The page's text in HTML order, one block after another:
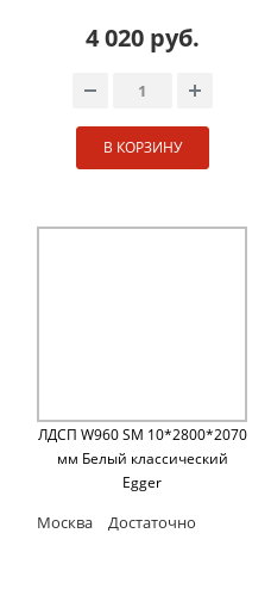
4 020 руб.
В КОРЗИНУ
ЛДСП W960 SM 10*2800*2070
мм Белый классический
Egger
Москва Достаточно